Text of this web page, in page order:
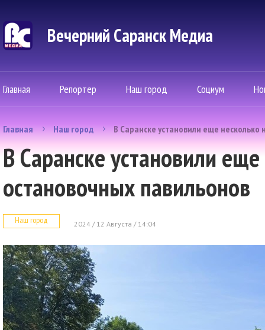
Вечерний Саранск Mедиа
Главная Репортер Наш город Социум
Главная Наш город В Саранске установили еще
В Саранске установили
остановочных павильонов
Наш город 2024 / 12 Августа / 14:04